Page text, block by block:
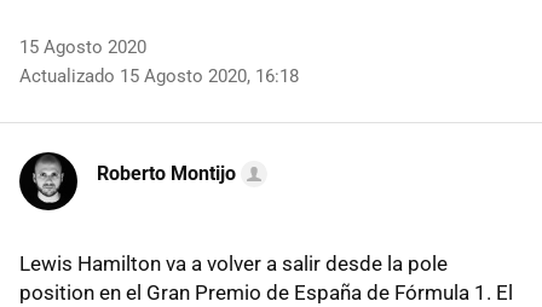
15 Agosto 2020
Actualizado 15 Agosto 2020, 16:18
Roberto Montijo
Lewis Hamilton va a volver a salir desde la pole
position en el Gran Premio de España de Fórmula 1. El